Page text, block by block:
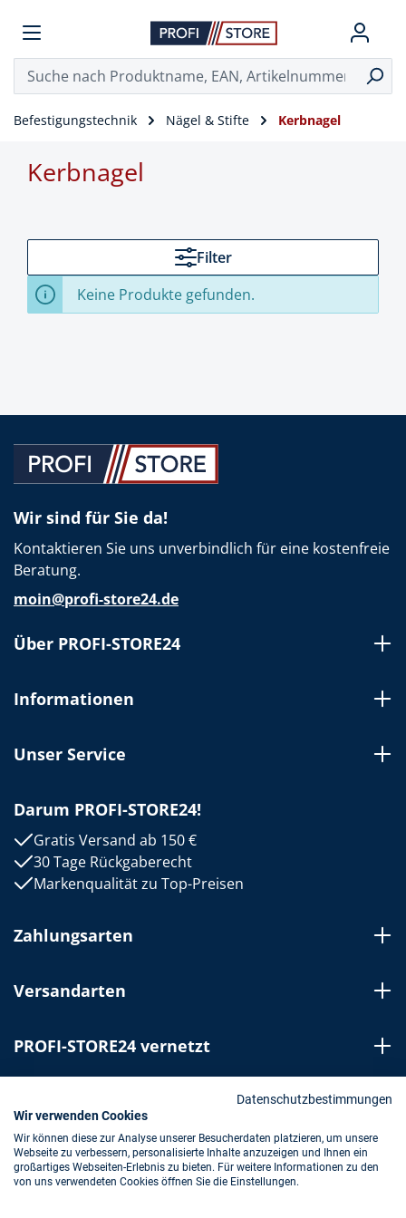
Befestigungstechnik Nägel & Stifte Kerbnagel
Kerbnagel
Filter
Keine Produkte gefunden.
Wir sind für Sie da!
Kontaktieren Sie uns unverbindlich für eine kostenfreie
Beratung.
moin@profi-store24.de
Über PROFI-STORE24
Informationen
Unser Service
Darum PROFI-STORE24!
Gratis Versand ab 150 €
30 Tage Rückgaberecht
Markenqualität zu Top-Preisen
Zahlungsarten
Versandarten
PROFI-STORE24 vernetzt
Bestellung widerrufen
Impressum AGB Datenschutz
Datenschutzbestimmungen
Wir verwenden Cookies
Wir können diese zur Analyse unserer Besucherdaten platzieren, um unsere
Webseite zu verbessern, personalisierte Inhalte anzuzeigen und Ihnen ein
großartiges Webseiten-Erlebnis zu bieten. Für weitere Informationen zu den
von uns verwendeten Cookies öffnen Sie die Einstellungen.